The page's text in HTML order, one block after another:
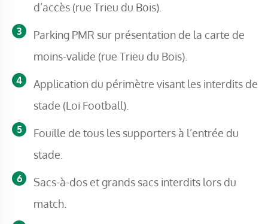
d’accès (rue Trieu du Bois).
Parking PMR sur présentation de la carte de
moins-valide (rue Trieu du Bois).
Application du périmètre visant les interdits de
stade (Loi Football).
Fouille de tous les supporters à l’entrée du
stade.
Sacs-à-dos et grands sacs interdits lors du
match.